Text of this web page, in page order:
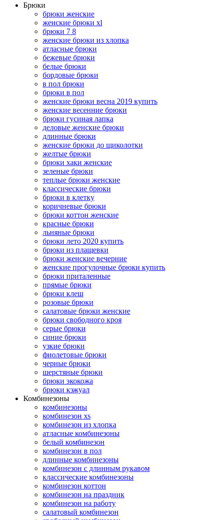
Брюки
брюки женские
женские брюки xl
брюки 7 8
женские брюки из хлопка
атласные брюки
бежевые брюки
белые брюки
бордовые брюки
в пол брюки
брюки в пол
женские брюки весна 2019 купить
женские весенние брюки
брюки гусиная лапка
деловые женские брюки
длинные брюки
женские брюки до щиколотки
желтые брюки
брюки хаки женские
зеленые брюки
теплые брюки женские
классические брюки
брюки в клетку
коричневые брюки
брюки коттон женские
красные брюки
льняные брюки
брюки лето 2020 купить
брюки из плащевки
брюки женские вечерние
женские прогулочные брюки купить
брюки приталенные
прямые брюки
брюки клеш
розовые брюки
салатовые брюки женские
брюки свободного кроя
серые брюки
синие брюки
узкие брюки
фиолетовые брюки
черные брюки
шерстяные брюки
брюки экокожа
брюки кэжуал
Комбинезоны
комбинезоны
комбинезон xs
комбинезон из хлопка
атласные комбинезоны
белый комбинезон
комбинезон в пол
длинные комбинезоны
комбинезон с длинным рукавом
классические комбинезоны
комбинезон коттон
комбинезон на праздник
комбинезон на работу
салатовый комбинезон